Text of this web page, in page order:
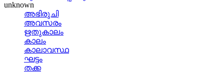
unknown
അഭിരുചി
അവസരം
ഋതുകാലം
കാലം
കാലാവസ്ഥ
ഘട്ടം
തക്ക